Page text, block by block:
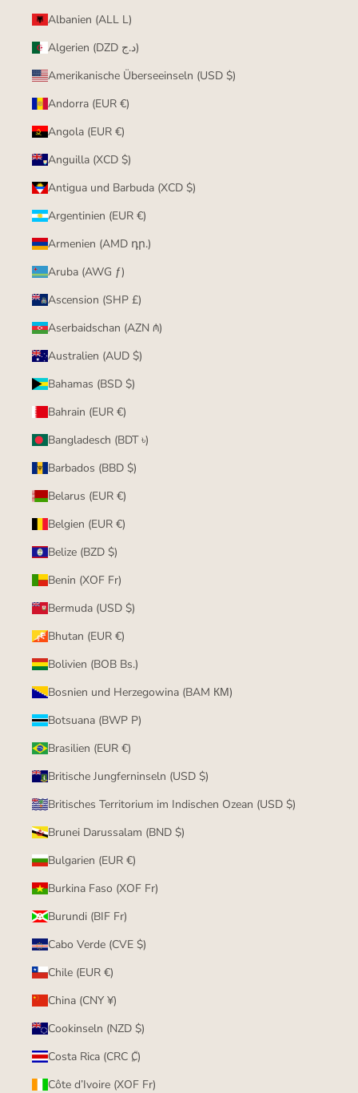
Albanien (ALL L)
Algerien (DZD د.ج)
Amerikanische Überseeinseln (USD $)
Andorra (EUR €)
Angola (EUR €)
Anguilla (XCD $)
Antigua und Barbuda (XCD $)
Argentinien (EUR €)
Armenien (AMD դր.)
Aruba (AWG ƒ)
Ascension (SHP £)
Aserbaidschan (AZN ₼)
Australien (AUD $)
Bahamas (BSD $)
Bahrain (EUR €)
Bangladesch (BDT ৳)
Barbados (BBD $)
Belarus (EUR €)
Belgien (EUR €)
Belize (BZD $)
Benin (XOF Fr)
Bermuda (USD $)
Bhutan (EUR €)
Bolivien (BOB Bs.)
Bosnien und Herzegowina (BAM КМ)
Botsuana (BWP P)
Brasilien (EUR €)
Britische Jungferninseln (USD $)
Britisches Territorium im Indischen Ozean (USD $)
Brunei Darussalam (BND $)
Bulgarien (EUR €)
Burkina Faso (XOF Fr)
Burundi (BIF Fr)
Cabo Verde (CVE $)
Chile (EUR €)
China (CNY ¥)
Cookinseln (NZD $)
Costa Rica (CRC ₡)
Côte d’Ivoire (XOF Fr)